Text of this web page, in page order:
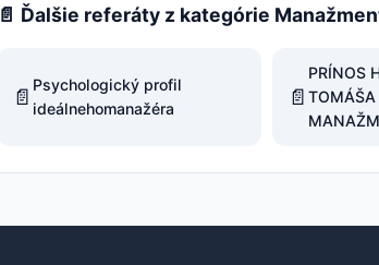
📄 Ďalšie referáty z kategórie
📄 Psychologický profil
ideálnehomanažéra
📄
PRÍNOS
TOMÁŠA